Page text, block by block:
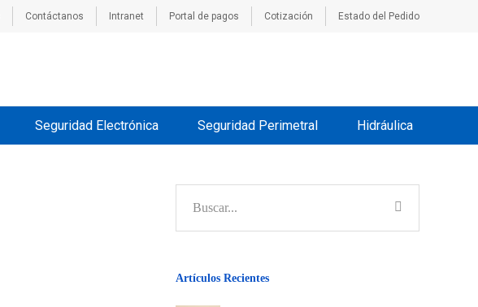
Contáctanos Intranet Portal de pagos Cotización Estado del Pedido
Seguridad Electrónica Seguridad Perimetral Hidráulica
Artículos Recientes